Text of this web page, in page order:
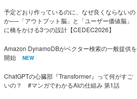
予定どおり作っているのに、なぜ良くならないの
か──「アウトプット脳」と「ユーザー価値脳」
に橋をかける3つの設計【CEDEC2026】
Amazon DynamoDBがベクター検索の一般提供を
開始
NEW
ChatGPTの心臓部『Transformer』って何がすご
いの？ #マンガでわかるAIの仕組み 第1話